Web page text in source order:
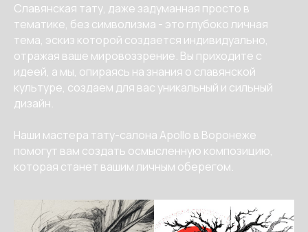
Славянская тату, даже задуманная просто в
тематике, без символизма - это глубоко личная
тема, эскиз которой создается индивидуально,
отражая ваше мировоззрение. Вы приходите с
идеей, а мы, опираясь на знания о славянской
культуре, создаем для вас уникальный и сильный
дизайн.
Наши мастера тату-салона Apollo в Воронеже
помогут вам создать осмысленную композицию,
которая станет вашим личным оберегом.